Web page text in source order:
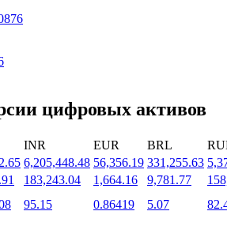
и мгновенный доступ
заработка популярных токенов
цифровых активов
INR EUR BRL
6,205,448.48 56,356.19 331,255.63
183,243.04 1,664.16 9,781.77
95.15 0.86419 5.07